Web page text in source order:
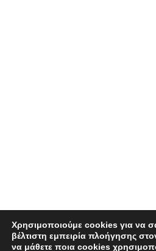
Χρησιμοποιούμε cookies για να
βέλτιστη εμπειρία πλοήγησης
να μάθετε ποια cookies